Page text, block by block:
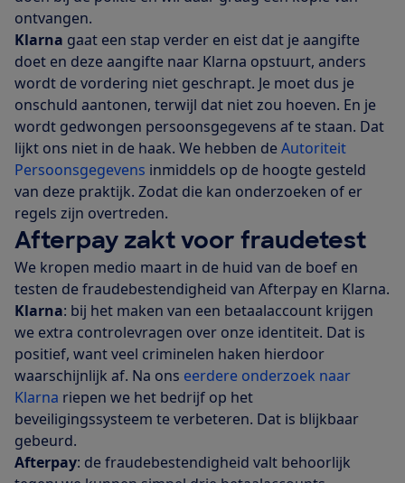
ontvangen.
Klarna gaat een stap verder en eist dat je aangifte
doet en deze aangifte naar Klarna opstuurt, anders
wordt de vordering niet geschrapt. Je moet dus je
onschuld aantonen, terwijl dat niet zou hoeven. En je
wordt gedwongen persoonsgegevens af te staan. Dat
lijkt ons niet in de haak. We hebben deAutoriteit
Persoonsgegevens inmiddels op de hoogte gesteld
van deze praktijk. Zodat die kan onderzoeken of er
regels zijn overtreden.
Afterpay zakt voor fraudetest
We kropen medio maart in de huid van de boef en
testen de fraudebestendigheid van Afterpay en Klarna.
Klarna: bij het maken van een betaalaccount krijgen
we extra controlevragen over onze identiteit. Dat is
positief, want veel criminelen haken hierdoor
waarschijnlijk af. Na ons eerdere onderzoek naar
Klarna riepen we het bedrijf op het
beveiligingssysteem te verbeteren. Dat is blijkbaar
gebeurd.
Afterpay: de fraudebestendigheid valt behoorlijk